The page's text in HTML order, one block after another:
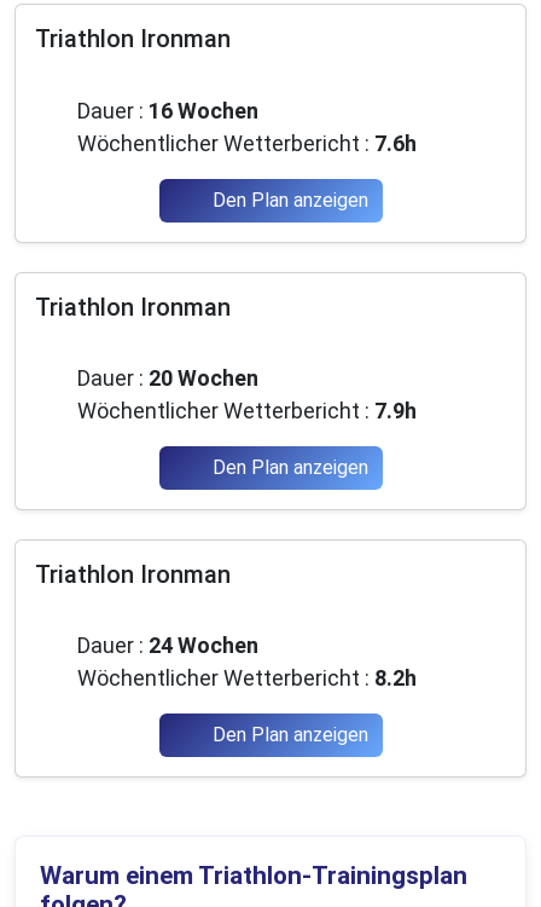
Triathlon Ironman
Dauer : 16 Wochen
Wöchentlicher Wetterbericht : 7.6h
Den Plan anzeigen
Triathlon Ironman
Dauer : 20 Wochen
Wöchentlicher Wetterbericht : 7.9h
Den Plan anzeigen
Triathlon Ironman
Dauer : 24 Wochen
Wöchentlicher Wetterbericht : 8.2h
Den Plan anzeigen
Warum einem Triathlon-Trainingsplan